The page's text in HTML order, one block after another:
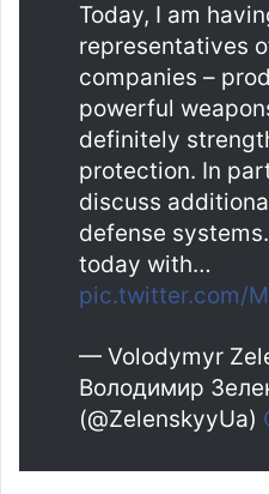
Today, I am
representatives
companies –
powerful
definitely
protection. In
discuss
defense
today with…
pic.twitter.com/
— Volodymyr
Володимир
(@ZelenskyyUa)